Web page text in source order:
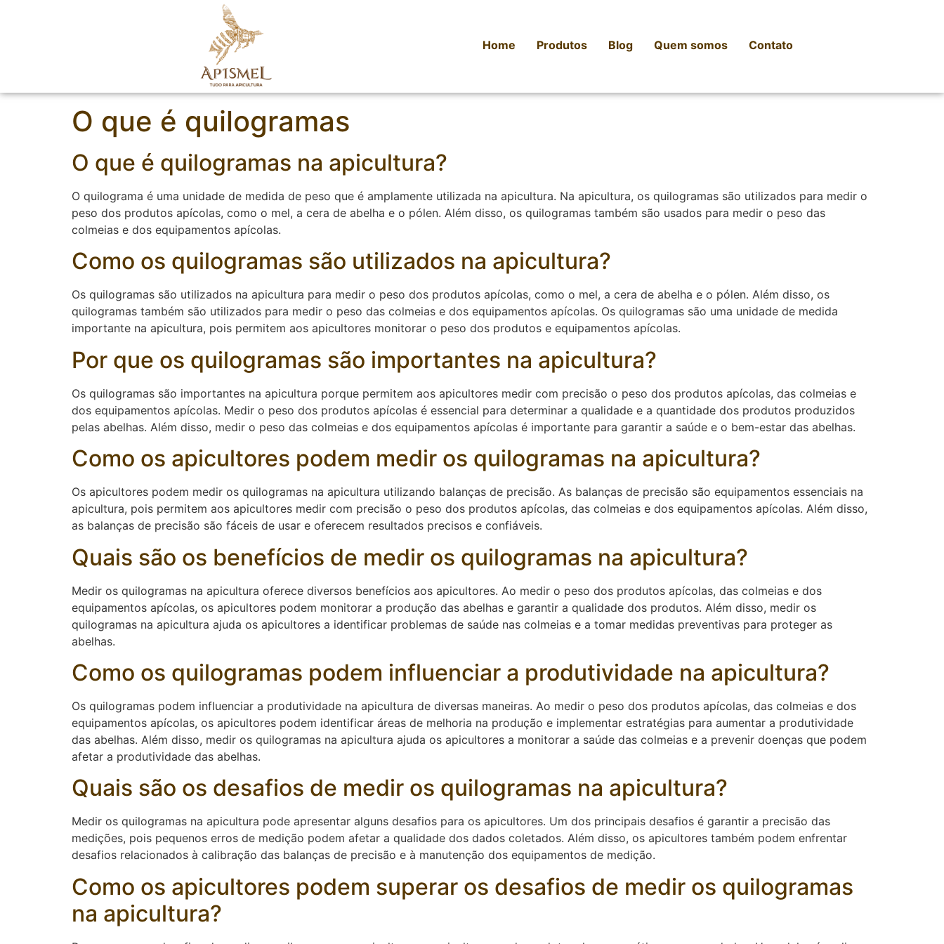
Home Produtos Blog Quem somos Contato
O que é quilogramas
O que é quilogramas na apicultura?
O quilograma é uma unidade de medida de peso que é amplamente utilizada na apicultura. Na apicultura, os quilogramas são utilizados para medir o
peso dos produtos apícolas, como o mel, a cera de abelha e o pólen. Além disso, os quilogramas também são usados para medir o peso das
colmeias e dos equipamentos apícolas.
Como os quilogramas são utilizados na apicultura?
Os quilogramas são utilizados na apicultura para medir o peso dos produtos apícolas, como o mel, a cera de abelha e o pólen. Além disso, os
quilogramas também são utilizados para medir o peso das colmeias e dos equipamentos apícolas. Os quilogramas são uma unidade de medida
importante na apicultura, pois permitem aos apicultores monitorar o peso dos produtos e equipamentos apícolas.
Por que os quilogramas são importantes na apicultura?
Os quilogramas são importantes na apicultura porque permitem aos apicultores medir com precisão o peso dos produtos apícolas, das colmeias e
dos equipamentos apícolas. Medir o peso dos produtos apícolas é essencial para determinar a qualidade e a quantidade dos produtos produzidos
pelas abelhas. Além disso, medir o peso das colmeias e dos equipamentos apícolas é importante para garantir a saúde e o bem-estar das abelhas.
Como os apicultores podem medir os quilogramas na apicultura?
Os apicultores podem medir os quilogramas na apicultura utilizando balanças de precisão. As balanças de precisão são equipamentos essenciais na
apicultura, pois permitem aos apicultores medir com precisão o peso dos produtos apícolas, das colmeias e dos equipamentos apícolas. Além disso,
as balanças de precisão são fáceis de usar e oferecem resultados precisos e confiáveis.
Quais são os benefícios de medir os quilogramas na apicultura?
Medir os quilogramas na apicultura oferece diversos benefícios aos apicultores. Ao medir o peso dos produtos apícolas, das colmeias e dos
equipamentos apícolas, os apicultores podem monitorar a produção das abelhas e garantir a qualidade dos produtos. Além disso, medir os
quilogramas na apicultura ajuda os apicultores a identificar problemas de saúde nas colmeias e a tomar medidas preventivas para proteger as
abelhas.
Como os quilogramas podem influenciar a produtividade na apicultura?
Os quilogramas podem influenciar a produtividade na apicultura de diversas maneiras. Ao medir o peso dos produtos apícolas, das colmeias e dos
equipamentos apícolas, os apicultores podem identificar áreas de melhoria na produção e implementar estratégias para aumentar a produtividade
das abelhas. Além disso, medir os quilogramas na apicultura ajuda os apicultores a monitorar a saúde das colmeias e a prevenir doenças que podem
afetar a produtividade das abelhas.
Quais são os desafios de medir os quilogramas na apicultura?
Medir os quilogramas na apicultura pode apresentar alguns desafios para os apicultores. Um dos principais desafios é garantir a precisão das
medições, pois pequenos erros de medição podem afetar a qualidade dos dados coletados. Além disso, os apicultores também podem enfrentar
desafios relacionados à calibração das balanças de precisão e à manutenção dos equipamentos de medição.
Como os apicultores podem superar os desafios de medir os quilogramas
na apicultura?